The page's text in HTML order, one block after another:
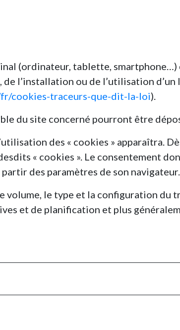
(ordinateur, tablette, smartphone…)
l’installation ou de l’utilisation
cookies-traceurs-que-dit-la-loi).
du site concerné pourront être
des « cookies » apparaîtra.
« cookies ». Le consentement
des paramètres de son navigateur.
le type et la configuration du
et de planification et plus